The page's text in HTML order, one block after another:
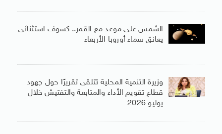
الشمس على موعد مع القمر.. كسوف استثنائى
يعانق سماء أوروبا الأربعاء
وزيرة التنمية المحلية تتلقى تقريرًا حول جهود
قطاع تقويم الأداء والمتابعة والتفتيش خلال
يوليو 2026